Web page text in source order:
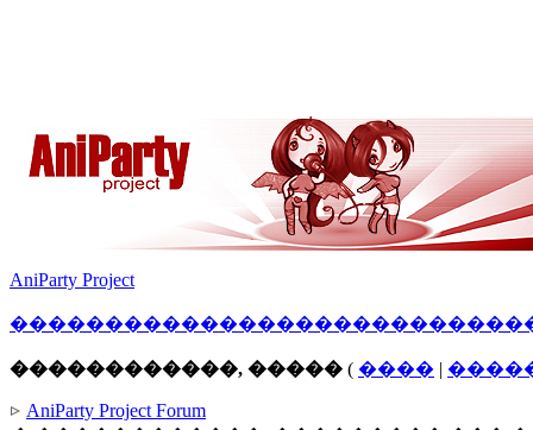
AniParty Project
�����������������������
������������, ����� ( ���� |
AniParty Project Forum